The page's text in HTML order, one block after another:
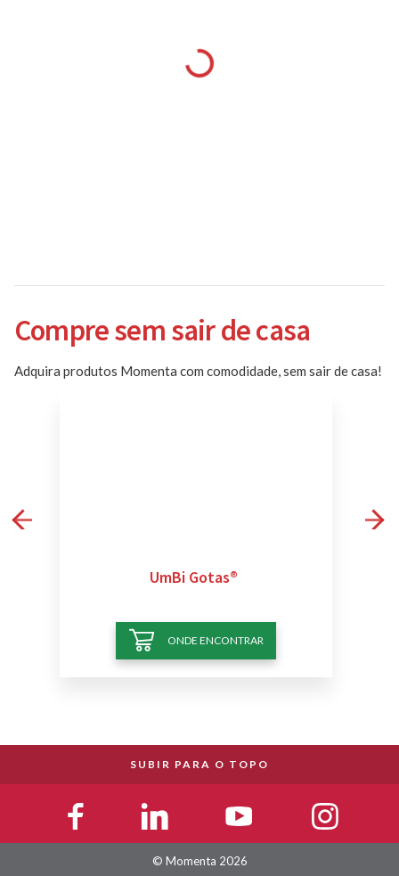
Compre sem sair de casa
Adquira produtos Momenta com comodidade, sem sair de casa!
UmBi Gotas®
ONDE ENCONTRAR
SUBIR PARA O TOPO
© Momenta 2026